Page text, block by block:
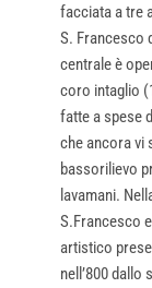
facciata a tre
S. Francesco
centrale è
coro intaglio
fatte a spese
che ancora vi
bassorilievo
lavamani.
S.Francesco
artistico
nell’800